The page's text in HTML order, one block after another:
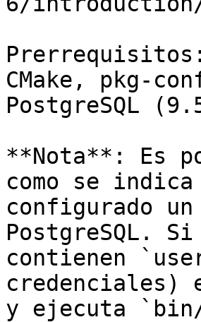
CMake, pkg-
PostgreSQL
**Nota**: Es
como se
configurado
PostgreSQL.
contienen
credenciales)
y ejecuta